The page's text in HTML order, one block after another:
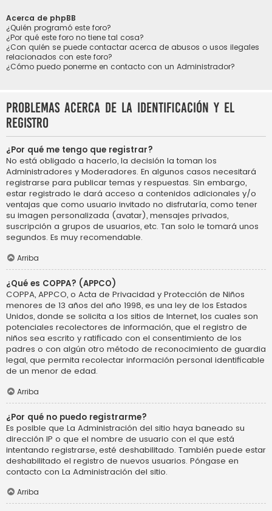
Acerca de phpBB
¿Quién programó este foro?
¿Por qué este foro no tiene tal cosa?
¿Con quién se puede contactar acerca de abusos o usos ilegales
relacionados con este foro?
¿Cómo puedo ponerme en contacto con un Administrador?
Problemas acerca de la identificación y el
registro
¿Por qué me tengo que registrar?
No está obligado a hacerlo, la decisión la toman los
Administradores y Moderadores. En algunos casos necesitará
registrarse para publicar temas y respuestas. Sin embargo,
estar registrado le dará acceso a contenidos adicionales y/o
ventajas que como usuario invitado no disfrutaría, como tener
su imagen personalizada (avatar), mensajes privados,
suscripción a grupos de usuarios, etc. Tan solo le tomará unos
segundos. Es muy recomendable.
Arriba
¿Qué es COPPA? (APPCO)
COPPA, APPCO, o Acta de Privacidad y Protección de Niños
menores de 13 años del año 1998, es una ley de los Estados
Unidos, donde se solicita a los sitios de Internet, los cuales son
potenciales recolectores de información, que el registro de
niños sea escrito y ratificado con el consentimiento de los
padres o con algún otro método de reconocimiento de guardia
legal, que permita recolectar información personal identificable
de un menor de edad.
Arriba
¿Por qué no puedo registrarme?
Es posible que La Administración del sitio haya baneado su
dirección IP o que el nombre de usuario con el que está
intentando registrarse, esté deshabilitado. También puede estar
deshabilitado el registro de nuevos usuarios. Póngase en
contacto con La Administración del sitio.
Arriba